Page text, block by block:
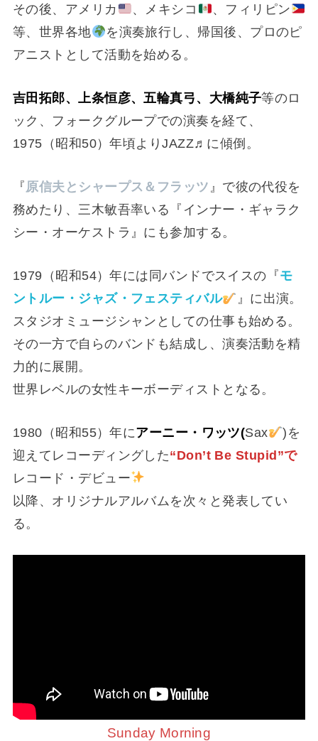
その後、アメリカ
、メキシコ
、フィリピン
等、世界各地
を演奏旅行し、帰国後、プロのピ
アニストとして活動を始める。
吉田拓郎、上条恒彦、五輪真弓、大橋純子等のロ
ック、フォークグループでの演奏を経て、
1975（昭和50）年頃よりJAZZ♬に傾倒。
『原信夫とシャープス＆フラッツ 』で彼の代役を
務めたり、三木敏吾率いる『インナー・ギャラク
シー・オーケストラ』にも参加する。
1979（昭和54）年には同バンドでスイスの『モ
ントルー・ジャズ・フェスティバル
』に出演。
スタジオミュージシャンとしての仕事も始める。
その一方で自らのバンドも結成し、演奏活動を精
力的に展開。
世界レベルの女性キーボーディストとなる。
1980（昭和55）年にアーニー・ワッツ(Sax
)を
迎えてレコーディングした“Don’t Be Stupid”で
レコード・デビュー
以降、オリジナルアルバムを次々と発表してい
る。
Sunday Morning